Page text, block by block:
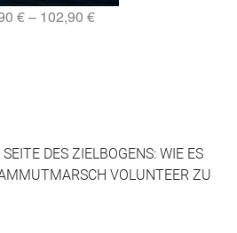
€– 102,90 €
DES ZIELBOGENS: WIE ES
VOLUNTEER ZU